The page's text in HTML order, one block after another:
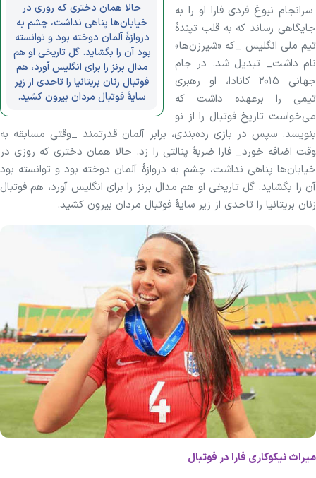
حالا همان دختری که روزی در
خیابان‌ها پناهی نداشت، چشم به
دروازهٔ آلمان دوخته بود و توانسته
بود آن را بگشاید. گل تاریخی او هم
مدال برنز را برای انگلیس آورد، هم
فوتبال زنان بریتانیا را تاحدی از زیر
سایهٔ فوتبال مردان بیرون کشید.
سرانجام نبوغ فردی فارا او را به
جایگاهی رساند که به قلب تپندهٔ
تیم ملی انگلیس _که «شیرزن‌ها»
نام داشت_ تبدیل شد. در جام
جهانی ۲۰۱۵ کانادا، او رهبری
تیمی را برعهده داشت که
می‌خواست تاریخ فوتبال را از نو
بنویسد. سپس در بازی رده‌بندی، برابر آلمان قدرتمند _وقتی مسابقه به
وقت اضافه خورد_ فارا ضربهٔ پنالتی را زد. حالا همان دختری که روزی در
خیابان‌ها پناهی نداشت، چشم به دروازهٔ آلمان دوخته بود و توانسته بود
آن را بگشاید. گل تاریخی او هم مدال برنز را برای انگلیس آورد، هم فوتبال
زنان بریتانیا را تاحدی از زیر سایهٔ فوتبال مردان بیرون کشید.
میراث نیکوکاری فارا در فوتبال